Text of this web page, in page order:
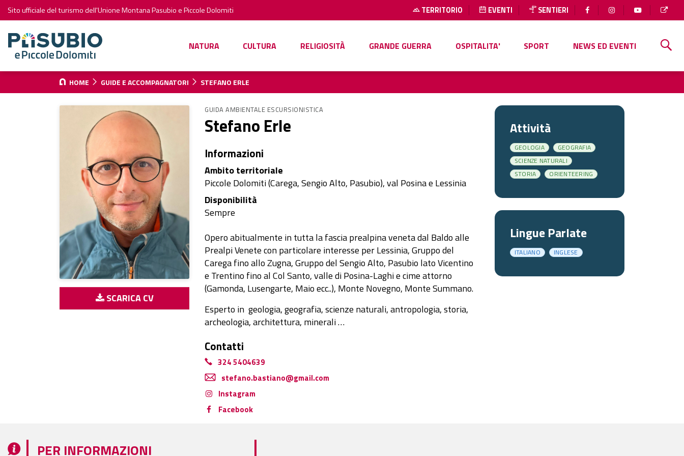
Sito ufficiale del turismo dell'Unione Montana Pasubio e Piccole Dolomiti TERRITORIO EVENTI SENTIERI
NATURA CULTURA RELIGIOSITÀ GRANDE GUERRA OSPITALITA' SPORT NEWS ED EVENTI
HOME GUIDE E ACCOMPAGNATORI STEFANO ERLE
SCARICA CV
GUIDA AMBIENTALE ESCURSIONISTICA
Stefano Erle
Informazioni
Ambito territoriale
Piccole Dolomiti (Carega, Sengio Alto, Pasubio), val Posina e Lessinia
Disponibilità
Sempre
Opero abitualmente in tutta la fascia prealpina veneta dal Baldo alle
Prealpi Venete con particolare interesse per Lessinia, Gruppo del
Carega fino allo Zugna, Gruppo del Sengio Alto, Pasubio lato Vicentino
e Trentino fino al Col Santo, valle di Posina-Laghi e cime attorno
(Gamonda, Lusengarte, Maio ecc..), Monte Novegno, Monte Summano.
Esperto in geologia, geografia, scienze naturali, antropologia, storia,
archeologia, architettura, minerali …
Contatti
324 5404639
stefano.bastiano@gmail.com
Instagram
Facebook
Attività
GEOLOGIA
GEOGRAFIA
SCIENZE NATURALI
STORIA
ORIENTEERING
Lingue Parlate
ITALIANO INGLESE
PER INFORMAZIONI